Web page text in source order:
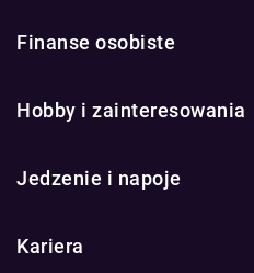
Finanse osobiste
Hobby i zainteresowania
Jedzenie i napoje
Kariera